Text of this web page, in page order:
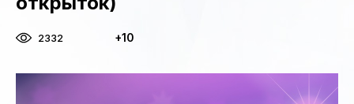
2332 +10